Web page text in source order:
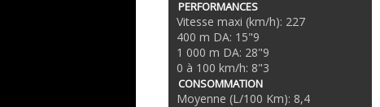
PERFORMANCES
Vitesse maxi (km/h): 227
400 m DA: 15"9
1 000 m DA: 28"9
0 à 100 km/h: 8"3
CONSOMMATION
Moyenne (L/100 Km): 8,4